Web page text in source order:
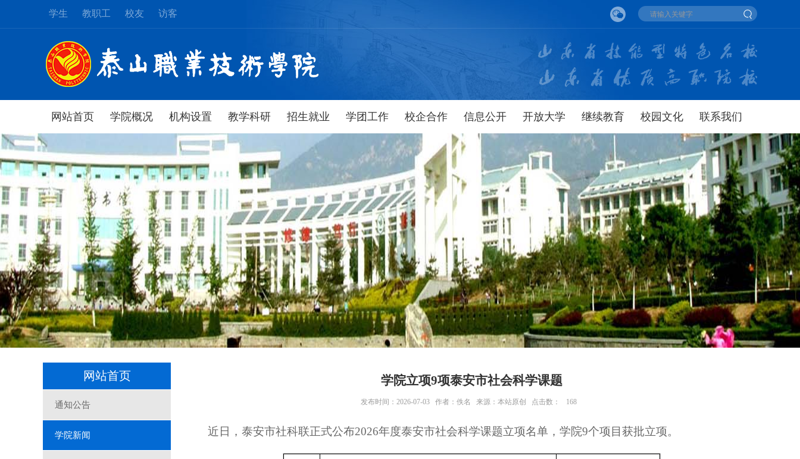
学生 教职工 校友 访客
网站首页 学院概况 机构设置 教学科研 招生就业 学团工作 校企合作 信息公开 开放大学 继续教育 校园文化 联系我们
网站首页
通知公告
学院新闻
学院立项9项泰安市社会科学课题
发布时间：2026-07-03 作者：佚名 来源：本站原创 点击数： 168
近日，泰安市社科联正式公布2026年度泰安市社会科学课题立项名单，学院9个项目获批立项。